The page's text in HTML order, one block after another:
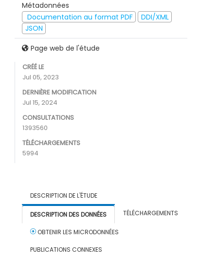
Métadonnées
Documentation au format PDF
DDI/XML
JSON
Page web de l'étude
CRÉÉ LE
Jul 05, 2023
DERNIÈRE MODIFICATION
Jul 15, 2024
CONSULTATIONS
1393560
TÉLÉCHARGEMENTS
5994
DESCRIPTION DE L'ÉTUDE
DESCRIPTION DES DONNÉES TÉLÉCHARGEMENTS
OBTENIR LES MICRODONNÉES
PUBLICATIONS CONNEXES